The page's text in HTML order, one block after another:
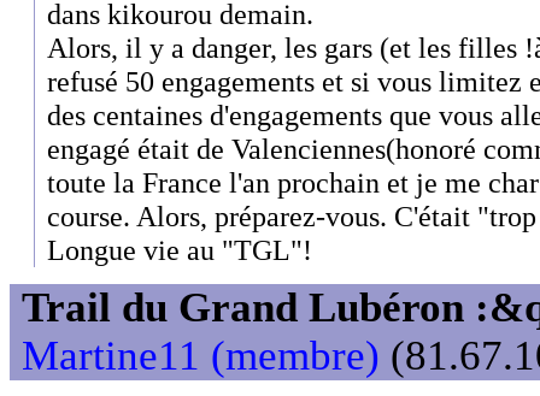
dans kikourou demain.
Alors, il y a danger, les gars (et les filles
refusé 50 engagements et si vous limitez
des centaines d'engagements que vous
engagé était de Valenciennes(honoré
toute la France l'an prochain et je me
course. Alors, préparez-vous. C'était
Longue vie au "TGL"!
Trail du Grand Lubéron
Martine11 (membre)